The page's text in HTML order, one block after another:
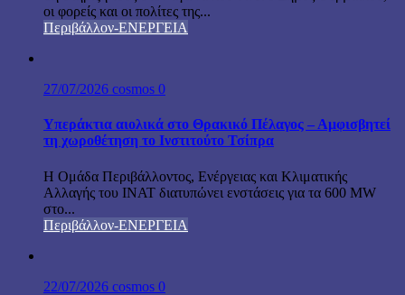
οι φορείς και οι πολίτες της...
Περιβάλλον-ΕΝΕΡΓΕΙΑ
27/07/2026 cosmos 0
Υπεράκτια αιολικά στο Θρακικό Πέλαγος – Αμφισβητεί
τη χωροθέτηση το Ινστιτούτο Τσίπρα
Η Ομάδα Περιβάλλοντος, Ενέργειας και Κλιματικής
Αλλαγής του ΙΝΑΤ διατυπώνει ενστάσεις για τα 600 MW
στο...
Περιβάλλον-ΕΝΕΡΓΕΙΑ
22/07/2026 cosmos 0